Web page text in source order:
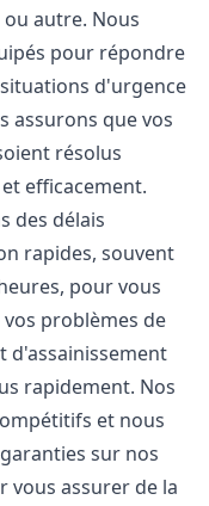
autre. Nous
pour répondre
d'urgence
assurons que vos
résolus
efficacement.
des délais
rapides, souvent
pour vous
problèmes de
d'assainissement
rapidement. Nos
et nous
sur nos
vous assurer de la